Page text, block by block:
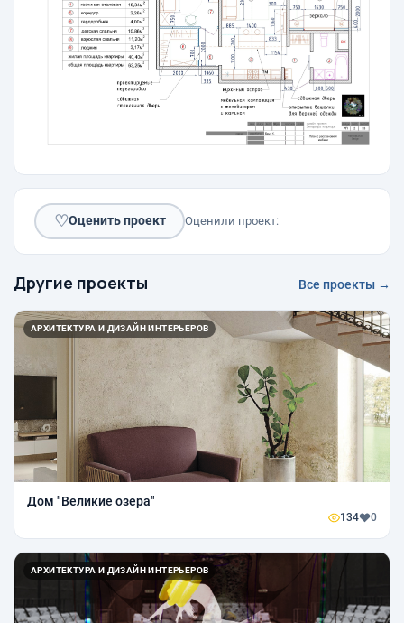
♡Оценить проект Оценили проект:
Другие проекты Все проекты →
АРХИТЕКТУРА И ДИЗАЙН ИНТЕРЬЕРОВ
Дом "Великие озера"
134 0
АРХИТЕКТУРА И ДИЗАЙН ИНТЕРЬЕРОВ